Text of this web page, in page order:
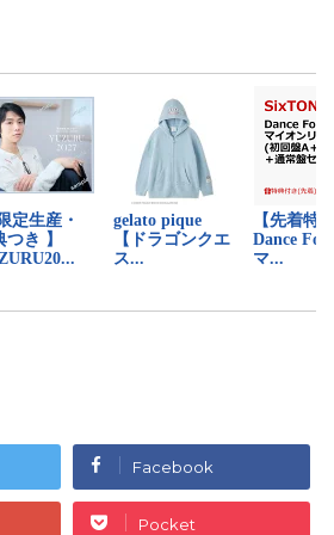
Facebook
Pocket